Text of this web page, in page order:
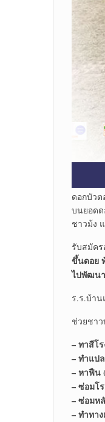
ดอกบัว
บนยอดด
ชาวม้ง
รับสมัคร
ขึ้นดอย
ไปพัฒนา
ร.ร.บ้า
ช่วยชา
– ทาสีโ
– ทำแป
– หาฟืน
– ซ่อมโ
– ซ่อมห
– ทำทา